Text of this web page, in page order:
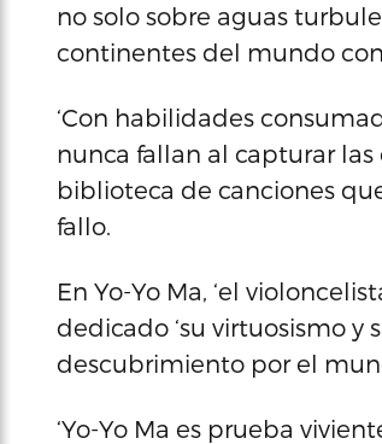
no solo sobre aguas
continentes del mundo con
‘Con habilidades
nunca fallan al capturar
biblioteca de canciones
fallo.
En Yo-Yo Ma, ‘el
dedicado ‘su virtuosismo y
descubrimiento por el
‘Yo-Yo Ma es prueba